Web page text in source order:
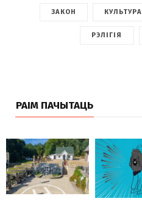
ЗАКОН КУЛЬТУРА
РЭЛІГІЯ
РАІМ ПАЧЫТАЦЬ